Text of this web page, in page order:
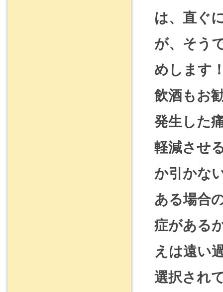
は、直ぐ
が、そう
めします
飲酒もお
発生した
軽減させ
か引かな
ある場合
症がある
えは遠い
選択され